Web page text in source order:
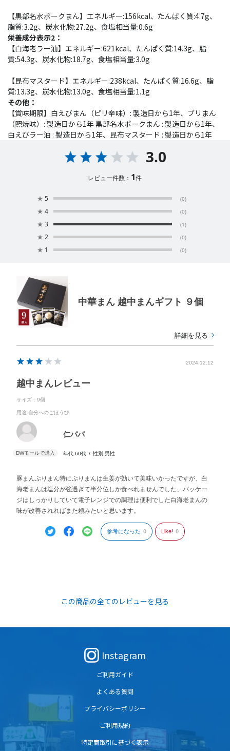
【黒部名水ポークまん】エネルギー:156kcal、たんぱく質:4.7g、
脂質:3.2g、炭水化物:27.2g、食塩相当量:0.6g
栄養成分表示2：
【白海老ラー油】エネルギー:621kcal、たんぱく質:14.3g、脂
質:54.3g、炭水化物:18.7g、食塩相当量:3.0g
【昆布マスタード】エネルギー:238kcal、たんぱく質:16.6g、脂
質:13.3g、炭水化物:13.0g、食塩相当量:1.1g
その他：
【賞味期限】白えびまん（ピリ辛味）: 製造日から1年、ブリまん
（照焼味）: 製造日から1年 黒部名水ポークまん : 製造日から1年、
白えびラー油 : 製造日から1年、昆布マスタード : 製造日から1年
3.0
レビュー件数： 1件
★ 5 (0)
★ 4 (0)
★ 3 (1)
★ 2 (0)
★ 1 (0)
中華まん 越中まんギフト ９個
詳細を見る
2024.12.12
越中まんレビュー
サイズ：9個
用途:自分へのごほうび
仁パパ
年代:60代 性別:男性
豚まんぶりまん特にぶりまんは生姜が効いて美味いかったですが、白
海老まんは塩分が強過ぎて半分位しか食べれませんでした、パッケー
ジはしっかりしていて電子レンジでの調理は便利でした白海老まんの
味が改善されればまた頼みたいと思います。
参考になった 0 Like! 0
この商品の全てのレビューを見る
Instagram
ご利用ガイド
よくある質問
プライバシーポリシー
ご利用規約
特定商取引に基づく表示